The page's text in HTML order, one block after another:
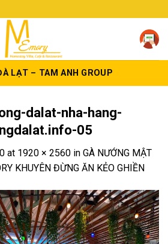
LẠT – TAM ANH GROUP
dalat-nha-hang-
05
at 1920 × 2560 in GÀ NƯỚNG MẬT
KHUYÊN ĐỪNG ĂN KẺO GHIỀN